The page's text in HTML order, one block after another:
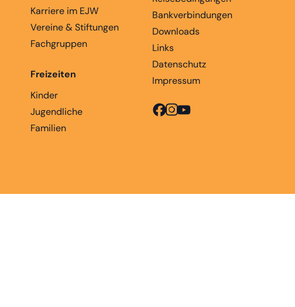
Karriere im EJW
Vereine & Stiftungen
Fachgruppen
Freizeiten
Kinder
Jugendliche
Familien
Bankverbindungen
Downloads
Links
Datenschutz
Impressum